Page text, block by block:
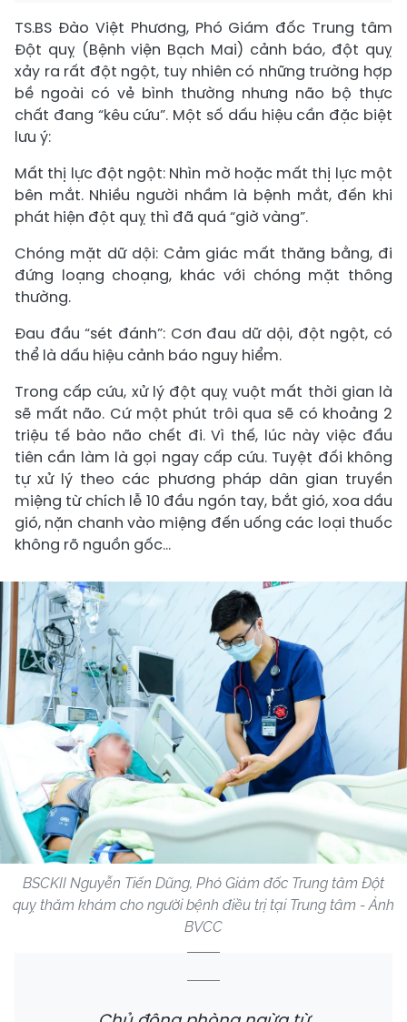
TS.BS Đào Việt Phương, Phó Giám đốc Trung tâm
Đột quỵ (Bệnh viện Bạch Mai) cảnh báo, đột quỵ
xảy ra rất đột ngột, tuy nhiên có những trường hợp
bề ngoài có vẻ bình thường nhưng não bộ thực
chất đang “kêu cứu”. Một số dấu hiệu cần đặc biệt
lưu ý:
Mất thị lực đột ngột: Nhìn mờ hoặc mất thị lực một
bên mắt. Nhiều người nhầm là bệnh mắt, đến khi
phát hiện đột quỵ thì đã quá “giờ vàng”.
Chóng mặt dữ dội: Cảm giác mất thăng bằng, đi
đứng loạng choạng, khác với chóng mặt thông
thường.
Đau đầu “sét đánh”: Cơn đau dữ dội, đột ngột, có
thể là dấu hiệu cảnh báo nguy hiểm.
Trong cấp cứu, xử lý đột quỵ vuột mất thời gian là
sẽ mất não. Cứ một phút trôi qua sẽ có khoảng 2
triệu tế bào não chết đi. Vì thế, lúc này việc đầu
tiên cần làm là gọi ngay cấp cứu. Tuyệt đối không
tự xử lý theo các phương pháp dân gian truyền
miệng từ chích lễ 10 đầu ngón tay, bắt gió, xoa dầu
gió, nặn chanh vào miệng đến uống các loại thuốc
không rõ nguồn gốc…
BSCKII Nguyễn Tiến Dũng, Phó Giám đốc Trung tâm Đột
quỵ thăm khám cho người bệnh điều trị tại Trung tâm - Ảnh
BVCC